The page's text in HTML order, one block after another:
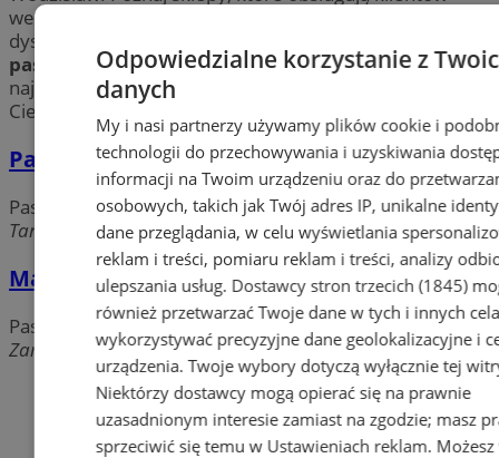
według najwyższych standardów, a dodatkowo
dysponują największym asortymentem
pasmanteryjnych.Pasmanteriew Wodzisławiu to
najlepszy wybór. Zobacz ofertę w wybranej przez
Ciebie
pasmanterii
Pasmanteria bielizna Venus
Pasmanterie
Targowa, 44-300 Wodzisław Śląski
Matex. ZPHU. Kuczera M.
Pasmanterie
Zamkowa, 44-300 Wodzisław Śląski
Dodaj firmę
Pozostałe firmy w kategorii
Odpowiedzialne korzystanie z
danych
My i nasi partnerzy używamy plików cookie i
technologii do przechowywania i uzyskiwania
informacji na Twoim urządzeniu oraz do
osobowych, takich jak Twój adres IP, unikalne
dane przeglądania, w celu wyświetlania
reklam i treści, pomiaru reklam i treści, analizy
ulepszania usług. Dostawcy stron trzecich (1845)
również przetwarzać Twoje dane w tych i innych
wykorzystywać precyzyjne dane geolokalizacyjne i
urządzenia. Twoje wybory dotyczą wyłącznie tej
Niektórzy dostawcy mogą opierać się na prawnie
uzasadnionym interesie zamiast na zgodzie; masz
sprzeciwić się temu w Ustawieniach reklam.